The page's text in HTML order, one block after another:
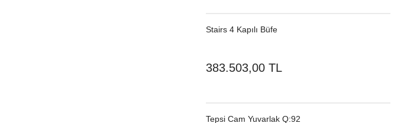
Stairs 4 Kapılı Büfe
383.503,00 TL
Tepsi Cam Yuvarlak Q:92